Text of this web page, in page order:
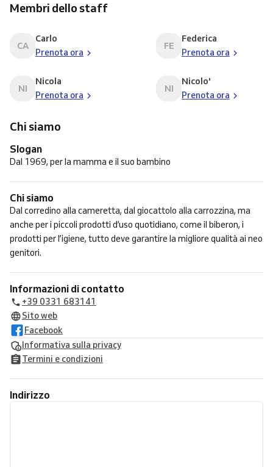
Membri dello staff
CA
Carlo
Prenota ora
FE
Federica
Prenota ora
NI
Nicola
Prenota ora
NI
Nicolo'
Prenota ora
Chi siamo
Slogan
Dal 1969, per la mamma e il suo bambino
Chi siamo
Dal corredino alla cameretta, dal giocattolo alla carrozzina, ma
anche per i piccoli prodotti d’uso quotidiano, come il biberon, i
prodotti per l’igiene, tutto deve garantire la migliore qualità ai neo
genitori.
Informazioni di contatto
+39 0331 683141
Sito web
Facebook
Informativa sulla privacy
Termini e condizioni
Indirizzo